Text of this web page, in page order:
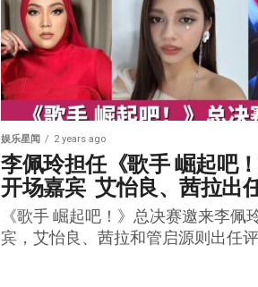
娱乐星闻 2 years ago
李佩玲担任《歌手 崛起吧
开场嘉宾  艾怡良、茜拉出
《歌手 崛起吧！》总决赛邀来李佩
宾，艾怡良、茜拉和管启源则出任评